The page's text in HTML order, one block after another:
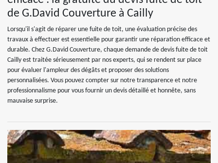
de G.David Couverture à Cailly
Lorsqu'il s'agit de réparer une fuite de toit, une évaluation précise des
travaux à effectuer est essentielle pour garantir une réparation efficace et
durable. Chez G.David Couverture, chaque demande de devis fuite de toit
Cailly est traitée sérieusement par nos experts, qui se rendent sur place
pour évaluer l'ampleur des dégâts et proposer des solutions
personnalisées. Vous pouvez compter sur notre transparence et notre
professionnalisme pour vous fournir un devis détaillé et honnête, sans
mauvaise surprise.